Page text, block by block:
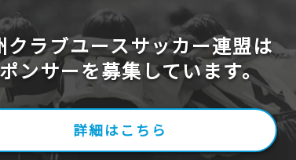
クラブユースサッカー連盟は
ンサーを募集しています。
詳細はこちら